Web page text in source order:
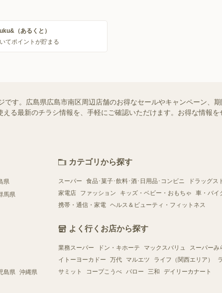
（あるくと）
てポイントが貯まる
す。広島県広島市南区周辺店舗のお得なセールやキャンペーン、
る最新のチラシ情報を、手軽にご確認いただけます。お得な情報を
県
馬県
島県 沖縄県
カテゴリから探す
スーパー 食品･菓子･飲料･酒･日用品･コンビニ ドラッグス
家電店
ファッション キッズ・ベビー・おもちゃ 車・バイ
携帯・通信・家電 ヘルス＆ビューティ・フィットネス
よく行くお店から探す
業務スーパー ドン・キホーテ マックスバリュ スーパーみ
イトーヨーカドー
万代 マルエツ ライフ（関西エリア）
サミット
コープこうべ バロー 三和 デイリーカナート